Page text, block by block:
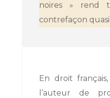
noires » rend
contrefaçon
En droit
l’auteur de